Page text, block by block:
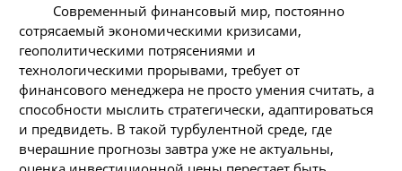
Современный финансовый мир, постоянно
сотрясаемый экономическими кризисами,
геополитическими потрясениями и
технологическими прорывами, требует от
финансового менеджера не просто умения считать, а
способности мыслить стратегически, адаптироваться
и предвидеть. В такой турбулентной среде, где
вчерашние прогнозы завтра уже не актуальны,